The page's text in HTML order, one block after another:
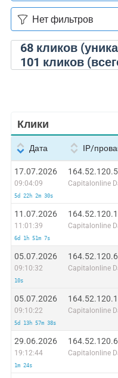
68кликов
101 кликов
Клики
Дата
17.07.2026
09:04:09
5d 22h 2m 30s
11.07.2026
11:01:39
6d 1h 51m 7s
05.07.2026
09:10:32
10s
05.07.2026
09:10:22
5d 13h 57m 38s
29.06.2026
19:12:44
1m 24s